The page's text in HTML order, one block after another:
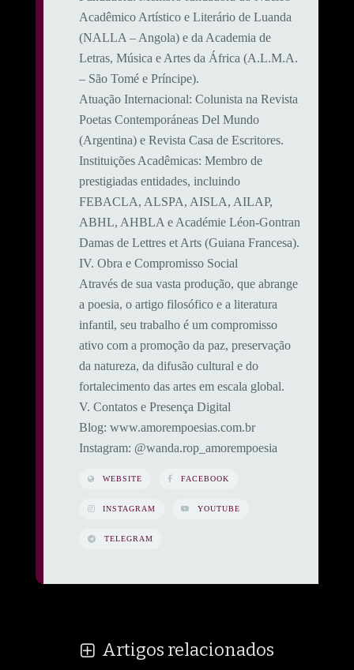
Acadêmico Artístico e Literário de Luanda
(NALLA – Angola) e da Academia de
Letras, Música e Artes da África (A.L.M.A.
– São Tomé e Príncipe).
​Atuação Internacional: Colunista na Revista
Poetas Contemporáneas Del Mundo
(Argentina) e Revista Casa de Escritores.
​Instituições Acadêmicas: Membro de
prestigiadas entidades, incluindo
FEBACLA, ALSPA, AISLA, AILAP,
ABHL, AHBLA e Académie Léon-Gontran
Damas de Lettres et Arts (Guiana Francesa).
​IV. Obra e Compromisso Social
​Através de sua vasta produção, que abrange
a poesia, o artigo filosófico e a literatura
infantil, seu trabalho é um compromisso
ativo com a promoção da paz, preservação
da natureza, da difusão cultural e do
fortalecimento das artes em escala global.
​V. Contatos e Presença Digital
​Blog: www.amorempoesias.com.br
​Instagram: @wanda.rop_amorempoesia
WEBSITE FACEBOOK
INSTAGRAM YOUTUBE
TELEGRAM
Artigos relacionados